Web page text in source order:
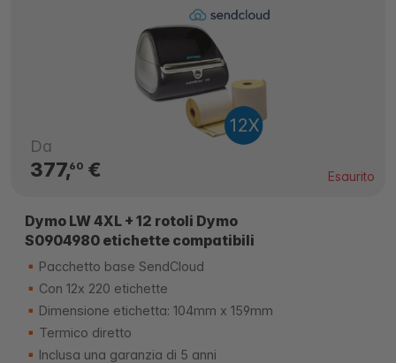
Da
377,60€ Esaurito
Dymo LW 4XL + 12 rotoli Dymo
S0904980 etichette compatibili
Pacchetto base SendCloud
Con 12x 220 etichette
Dimensione etichetta: 104mm x 159mm
Termico diretto
Inclusa una garanzia di 5 anni